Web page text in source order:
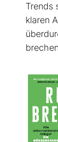
Trends
klaren